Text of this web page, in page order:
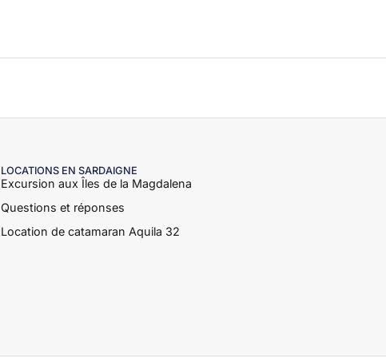
LOCATIONS EN SARDAIGNE
Excursion aux Îles de la Magdalena
Questions et réponses
Location de catamaran Aquila 32